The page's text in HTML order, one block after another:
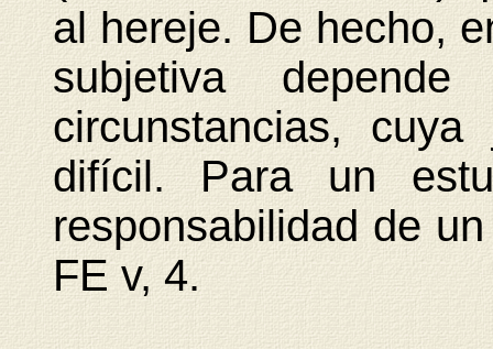
al hereje. De hecho,
subjetiva
circunstancias,
difícil. Para un
responsabilidad de
FE v, 4.